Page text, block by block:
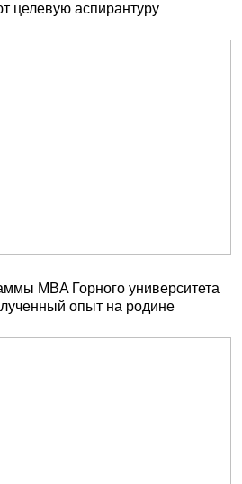
целевую аспирантуру
MBA Горного университета
опыт на родине